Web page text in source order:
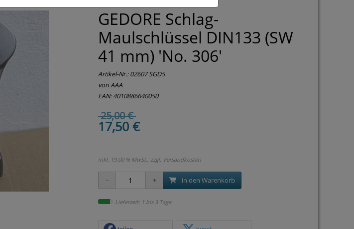
GEDORE Schlag-
Maulschlüssel DIN133 (SW
41 mm) 'No. 306'
Artikel-Nr.:02607 SGD5
von AAA
EAN: 4010886640050
25,00 €
17,50 €
inkl. 19,00 % MwSt., zzgl. Versandkosten
in den Warenkorb
Lieferzeit: 1 bis 3 Tage